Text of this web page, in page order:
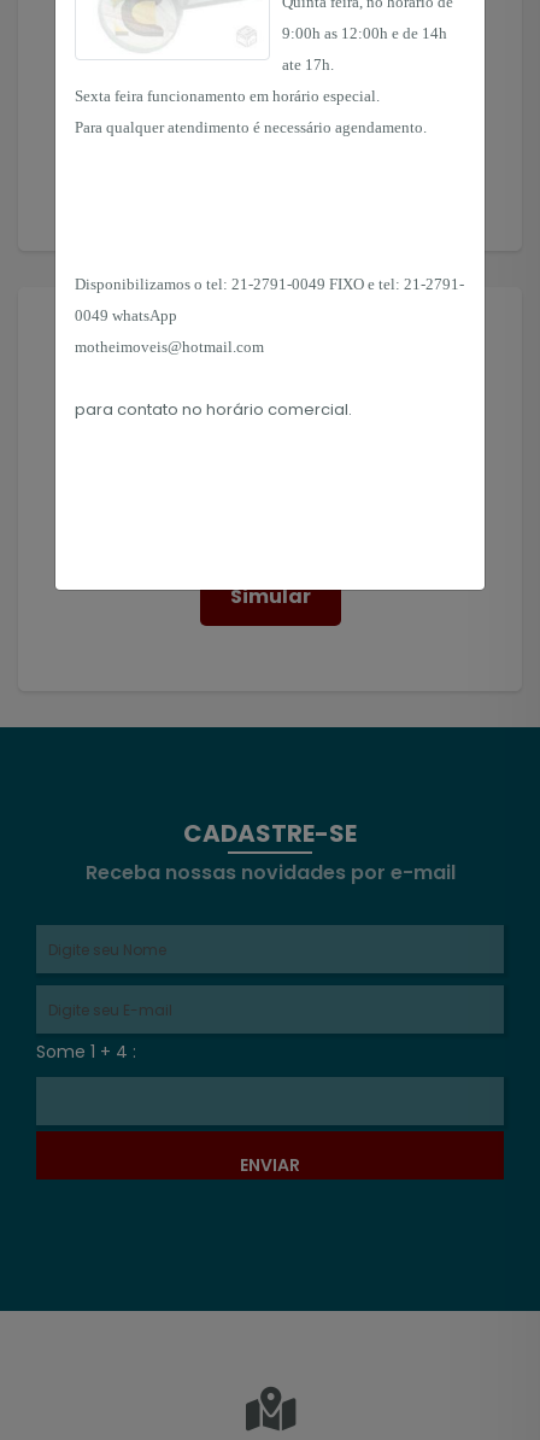
9:00h as 12:00h e de 14h
ate 17h.
Sexta feira funcionamento em horário especial.
Para qualquer atendimento é necessário agendamento.
Disponibilizamos o tel: 21-2791-0049 FIXO e tel: 21-2791-
0049 whatsApp
motheimoveis@hotmail.com
para contato no horário comercial.
Solicitar Imóvel
Encontramos o imóvel que você precisa!
Simular
CADASTRE-SE
Receba nossas novidades por e-mail
Some 1 + 4 :
ENVIAR